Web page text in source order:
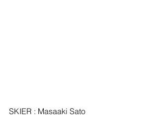
SKIER : Masaaki Sato